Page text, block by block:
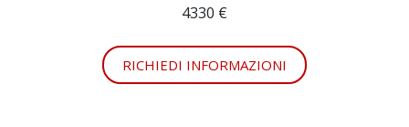
4330 €
RICHIEDI INFORMAZIONI